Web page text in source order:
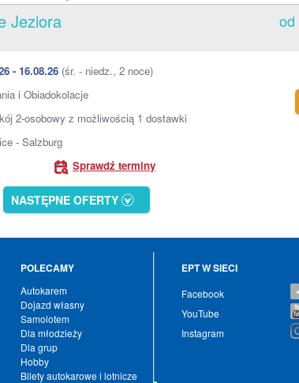
Jeziora od
- 16.08.26 (śr. - niedz., 2 noce)
i Obiadokolacje
2-osobowy z możliwością 1 dostawki
- Salzburg
Sprawdź terminy
NASTĘPNE OFERTY
POLECAMY
Autokarem
Dojazd własny
Samolotem
Dla młodzieży
Dla grup
Hobby
Bilety autokarowe i lotnicze
EPT W SIECI
Facebook
YouTube
Instagram